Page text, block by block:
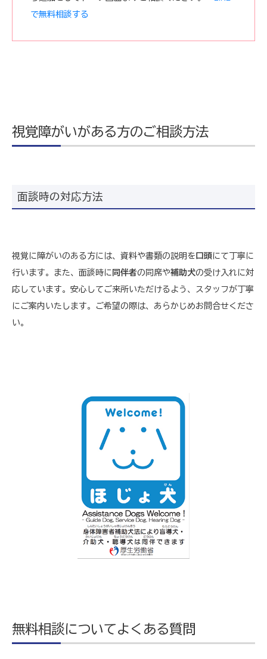
で無料相談する
視覚障がいがある方のご相談方法
面談時の対応方法
視覚に障がいのある方には、資料や書類の説明を口頭にて丁寧に
行います。また、面談時に同伴者の同席や補助犬の受け入れに対
応しています。安心してご来所いただけるよう、スタッフが丁寧
にご案内いたします。ご希望の際は、あらかじめお問合せくださ
い。
無料相談についてよくある質問